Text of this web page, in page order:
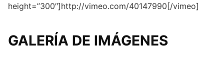
height=”300″]http://vimeo.com/40147990[/vimeo]
GALERÍA DE IMÁGENES